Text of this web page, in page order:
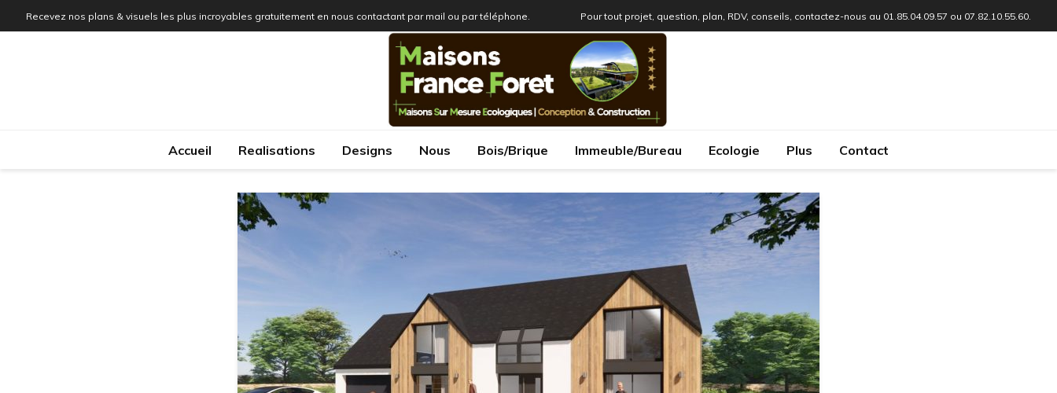
Recevez nos plans & visuels les plus incroyables gratuitement en nous contactant par mail ou par téléphone. Pour tout projet, question, plan, RDV, conseils, contactez-nous au 01.85.04.09.57 ou 07.82.10.55.60.
Accueil Realisations Designs Nous Bois/Brique Immeuble/Bureau Ecologie Plus Contact